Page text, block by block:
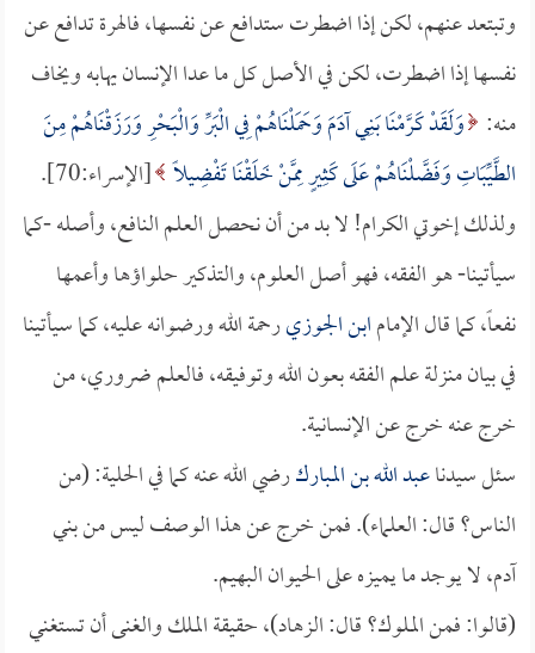
وتبتعد عنهم، لكن إذا اضطرت ستدافع عن نفسها، فالهرة تدافع عن
نفسها إذا اضطرت، لكن في الأصل كل ما عدا الإنسان يهابه ويخاف
منه: وَلَقَدْ كَرَّمْنَا بَنِي آدَمَ وَحَمَلْنَاهُمْ فِي الْبَرِّ وَالْبَحْرِ وَرَزَقْنَاهُمْ مِنَ
الطَّيِّبَاتِ وَفَضَّلْنَاهُمْ عَلَى كَثِيرٍ مِمَّنْ خَلَقْنَا تَفْضِيلًا [الإسراء:70].
ولذلك إخوتي الكرام! لا بد من أن نحصل العلم النافع، وأصله -كما
سيأتينا- هو الفقه، فهو أصل العلوم، والتذكير حلواؤها وأعمها
نفعاً، كما قال الإمامابن الجوزيرحمة الله ورضوانه عليه، كما سيأتينا
في بيان منزلة علم الفقه بعون الله وتوفيقه، فالعلم ضروري، من
خرج عنه خرج عن الإنسانية.
سئل سيدناعبد الله بن المباركرضي الله عنه كما في الحلية: (من
الناس؟ قال: العلماء). فمن خرج عن هذا الوصف ليس من بني
آدم، لا يوجد ما يميزه على الحيوان البهيم.
(قالوا: فمن الملوك؟ قال: الزهاد)، حقيقة الملك والغنى أن تستغني